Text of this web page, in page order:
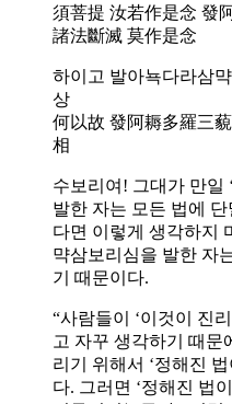
須菩提 汝若作是念 發
諸法斷滅 莫作是念
하이고 발아뇩다라삼
상
何以故 發阿耨多羅三
相
수보리여! 그대가 만일
발한 자는 모든 법에
다면 이렇게 생각하지
먁삼보리심을 발한 자
기 때문이다.
“사람들이 ‘이것이 진
고 자꾸 생각하기 때문
리기 위해서 ‘정해진
다. 그러면 ‘정해진 법